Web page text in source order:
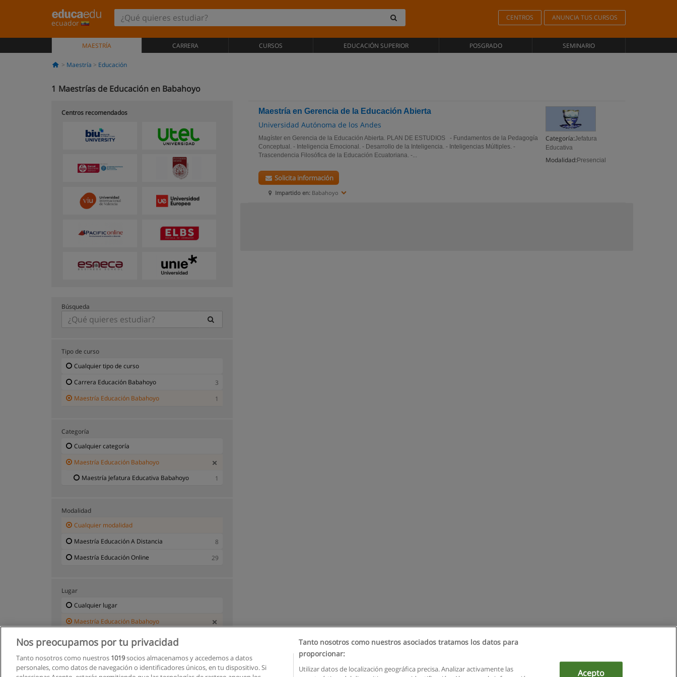
ecuador
CENTROS ANUNCIA TUS CURSOS
MAESTRÍA CARRERA CURSOS EDUCACIÓN SUPERIOR POSGRADO SEMINARIO
Maestría Educación
1 Maestrías de Educación en Babahoyo
Maestría en Gerencia de la Educación Abierta
Universidad Autónoma de los Andes
Categoría:Jefatura
Educativa
Modalidad: Presencial
Magíster en Gerencia de la Educación Abierta. PLAN DE ESTUDIOS - Fundamentos de la Pedagogía
Conceptual. - Inteligencia Emocional. - Desarrollo de la Inteligencia. - Inteligencias Múltiples. -
Trascendencia Filosófica de la Educación Ecuatoriana. -...
Impartido en: Babahoyo
Solicita información
Centros recomendados
Búsqueda
Tipo de curso
Cualquier tipo de curso
Carrera Educación Babahoyo
3
Maestría Educación Babahoyo
1
Categoría
Cualquier categoría
Maestría Educación Babahoyo
Maestría Jefatura Educativa Babahoyo
1
Modalidad
Cualquier modalidad
Maestría Educación A Distancia
8
Maestría Educación Online
29
Lugar
Cualquier lugar
Maestría Educación Babahoyo
Nos preocupamos por tu privacidad
Tanto nosotros como nuestros 1019socios almacenamos y accedemos a datos
personales, como datos de navegación o identificadores únicos, en tu dispositivo. Si
Tanto nosotros como nuestros asociados tratamos los datos para
proporcionar:
Utilizar datos de localización geográfica precisa. Analizar activamente las
Acepto